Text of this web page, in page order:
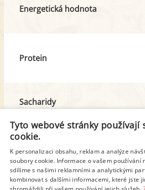
Energetická hodnota
Protein
Sacharidy
Tuk
z toho nas. mastné kyseliny
Tyto webové stránky používají
cookie.
K personalizaci obsahu, reklam a analýze
soubory cookie. Informace o vašem používání
sdílíme s našimi reklamními a analytickými
kombinovat s dalšími informacemi, které jste